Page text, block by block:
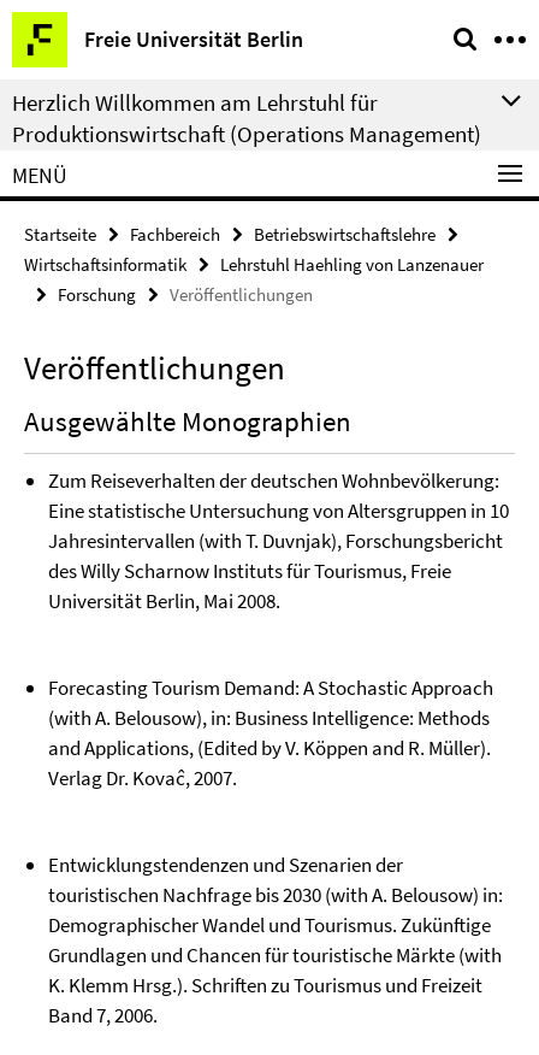
Springe
direkt
zu
Inhalt
Freie Universität Berlin
Service-
Navigation
Herzlich Willkommen am Lehrstuhl für
Produktionswirtschaft (Operations Management)
MENÜ
Startseite Fachbereich
Betriebswirtschaftslehre
Wirtschaftsinformatik
Lehrstuhl Haehling von Lanzenauer
Forschung
Veröffentlichungen
Veröffentlichungen
Ausgewählte Monographien
Zum Reiseverhalten der deutschen Wohnbevölkerung:
Eine statistische Untersuchung von Altersgruppen in 10
Jahresintervallen (with T. Duvnjak), Forschungsbericht
des Willy Scharnow Instituts für Tourismus, Freie
Universität Berlin, Mai 2008.
Forecasting Tourism Demand: A Stochastic Approach
(with A. Belousow), in: Business Intelligence: Methods
and Applications, (Edited by V. Köppen and R. Müller).
Verlag Dr. Kovaĉ, 2007.
Entwicklungstendenzen und Szenarien der
touristischen Nachfrage bis 2030 (with A. Belousow) in:
Demographischer Wandel und Tourismus. Zukünftige
Grundlagen und Chancen für touristische Märkte (with
K. Klemm Hrsg.). Schriften zu Tourismus und Freizeit
Band 7, 2006.